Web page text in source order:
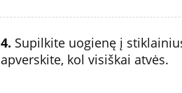
4. Supilkite uogienę į
apverskite, kol visiškai atvės.